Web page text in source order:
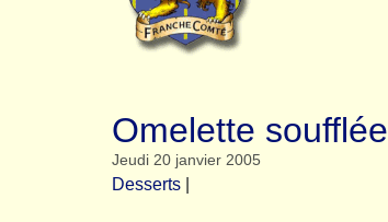
Omelette soufflée
Jeudi 20 janvier 2005
Desserts